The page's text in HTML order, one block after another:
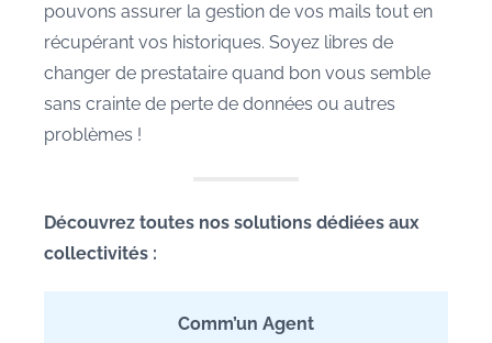
pouvons assurer la gestion de vos mails tout en
récupérant vos historiques. Soyez libres de
changer de prestataire quand bon vous semble
sans crainte de perte de données ou autres
problèmes !
Découvrez toutes nos solutions dédiées aux
collectivités :
Comm’un Agent